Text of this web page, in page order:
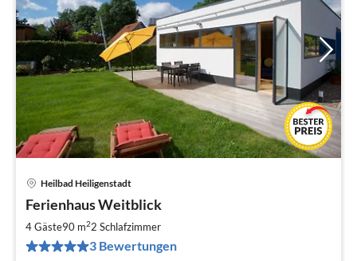
Heilbad Heiligenstadt
Ferienhaus Weitblick
4 Gäste90 m22 Schlafzimmer
3 Bewertungen